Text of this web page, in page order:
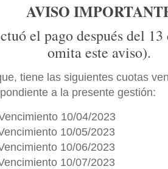
AVISO
el pago después del
omita este aviso).
tiene las siguientes cuotas
a la presente gestión:
10/04/2023
10/05/2023
10/06/2023
10/07/2023